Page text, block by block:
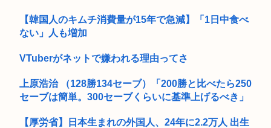
にオワ...
普通の日本人「台湾人は独立したがってる！！」最新世論調査
で現状維...
【韓国人のキムチ消費量が15年で急減】「1日中食べ
ない」人も増加
VTuberがネットで嫌われる理由ってさ
上原浩治 （128勝134セーブ）「200勝と比べたら250
セーブは簡単。300セーブくらいに基準上げるべき」
【厚労省】日本生まれの外国人、24年に2.2万人 出生